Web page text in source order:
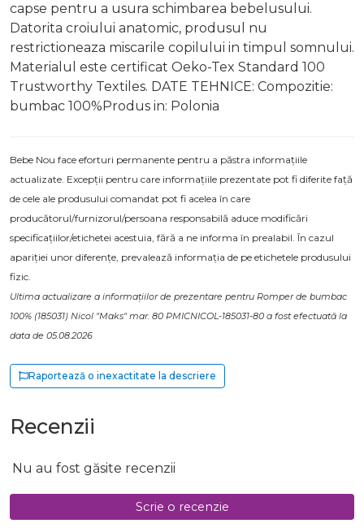
capse pentru a usura schimbarea bebelusului.
Datorita croiului anatomic, produsul nu
restrictioneaza miscarile copilului in timpul somnului.
Materialul este certificat Oeko-Tex Standard 100
Trustworthy Textiles. DATE TEHNICE: Compozitie:
bumbac 100%Produs in: Polonia
Bebe Nou face eforturi permanente pentru a păstra informațiile
actualizate. Excepții pentru care informațiile prezentate pot fi diferite față
de cele ale produsului comandat pot fi acelea în care
producătorul/furnizorul/persoana responsabilă aduce modificări
specificațiilor/etichetei acestuia, fără a ne informa în prealabil. În cazul
apariției unor diferențe, prevalează informația de pe etichetele produsului
fizic.
Ultima actualizare a informațiilor de prezentare pentru Romper de bumbac
100% (185031) Nicol "Maks" mar. 80 PMICNICOL-185031-80 a fost efectuată la
data de 05.08.2026
Raportează o inexactitate la descriere
Recenzii
Nu au fost găsite recenzii
Scrie o recenzie